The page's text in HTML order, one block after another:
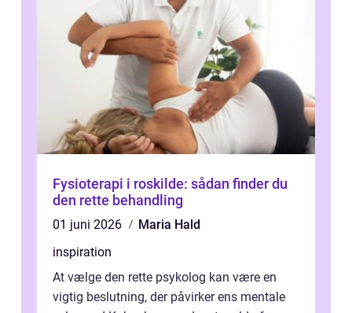
Fysioterapi i roskilde: sådan finder du
den rette behandling
01 juni 2026
Maria Hald
inspiration
At vælge den rette psykolog kan være en
vigtig beslutning, der påvirker ens mentale